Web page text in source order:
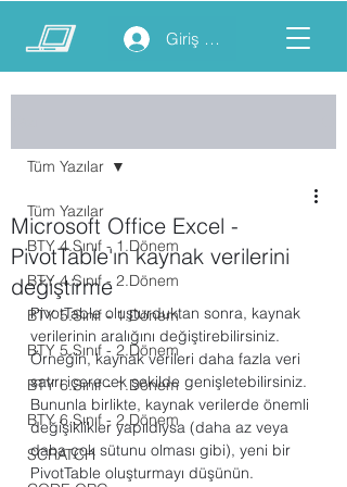
Giriş yap
Tüm Yazılar
BTY 4.Sınıf - 1.Dönem
BTY 4.Sınıf - 2.Dönem
BTY 5.Sınıf - 1.Dönem
BTY 5.Sınıf - 2.Dönem
BTY 6.Sınıf - 1.Dönem
BTY 6.Sınıf - 2.Dönem
SCRATCH
Tüm Yazılar
Microsoft Office Excel -
PivotTable'ın kaynak verilerini
değiştirme
PivotTable oluşturduktan sonra, kaynak
verilerinin aralığını değiştirebilirsiniz.
Örneğin, kaynak verileri daha fazla veri
satırı içerecek şekilde genişletebilirsiniz.
Bununla birlikte, kaynak verilerde önemli
değişiklikler yapıldıysa (daha az veya
daha çok sütunu olması gibi), yeni bir
PivotTable oluşturmayı düşünün.